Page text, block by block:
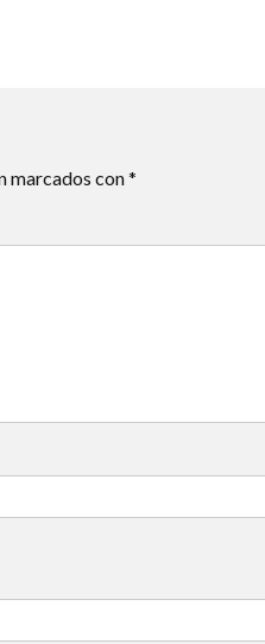
marcados con*